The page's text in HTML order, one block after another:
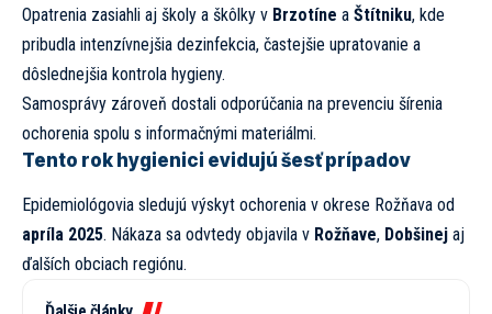
Opatrenia zasiahli aj školy a škôlky v Brzotíne a Štítniku, kde
pribudla intenzívnejšia dezinfekcia, častejšie upratovanie a
dôslednejšia kontrola hygieny.
Samosprávy zároveň dostali odporúčania na prevenciu šírenia
ochorenia spolu s informačnými materiálmi.
Tento rok hygienici evidujú šesť prípadov
Epidemiológovia sledujú výskyt ochorenia v okrese Rožňava od
apríla 2025. Nákaza sa odvtedy objavila v Rožňave, Dobšinej aj
ďalších obciach regiónu.